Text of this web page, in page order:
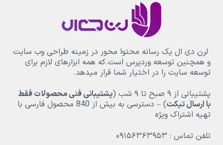
لرن دی ال یک رسانه محتوا محور در زمینه طراحی وب سایت
و همچنین توسعه وردپرس است.که همه ابزارهای لازم برای
توسعه سایت را در اختیار شما قرار میدهد.
پشتیبانی از ۹ صبح تا ۹ شب (پشتیبانی فنی محصولات فقط
با ارسال تیکت) – دسترسی به بیش از 840 محصول فارسی با
تهیه اشتراک ویژه
تلفن تماس : ۰۹۱۵۶۳۶۳۹۵۳